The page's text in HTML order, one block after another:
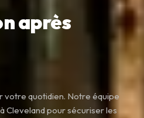
après
votre quotidien. Notre équipe
Cleveland pour sécuriser les